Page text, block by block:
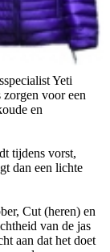
Yeti
voor een
en
tijdens vorst,
dan een lichte
Cut (heren) en
van de jas
aan dat het doet